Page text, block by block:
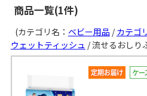
商品一覧(1件)
(カテゴリ名： ベビー用品 /カテゴ
ウェットティッシュ / 流せるおしり